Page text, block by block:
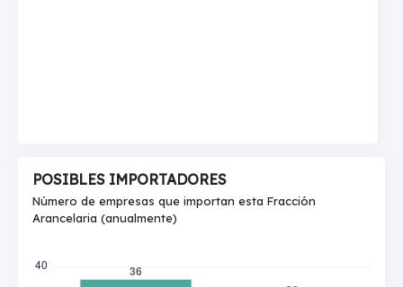
POSIBLES IMPORTADORES
Número de empresas que importan esta Fracción
Arancelaria (anualmente)